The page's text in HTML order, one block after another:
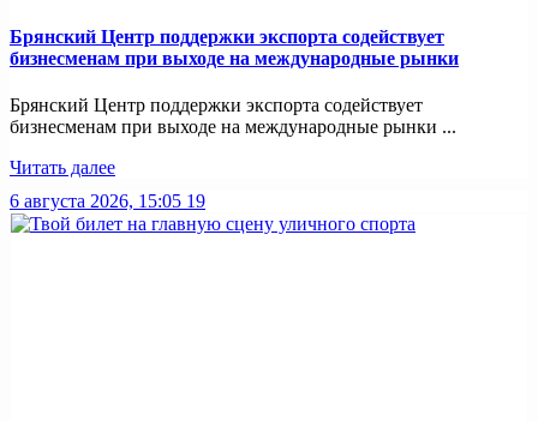
Брянский Центр поддержки экспорта содействует
бизнесменам при выходе на международные рынки
Брянский Центр поддержки экспорта содействует
бизнесменам при выходе на международные рынки ...
Читать далее
6 августа 2026, 15:05 19